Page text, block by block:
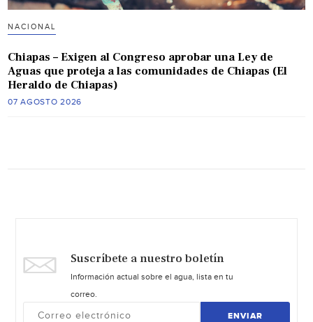
NACIONAL
Chiapas – Exigen al Congreso aprobar una Ley de
Aguas que proteja a las comunidades de Chiapas (El
Heraldo de Chiapas)
07 AGOSTO 2026
Suscríbete a nuestro boletín
Información actual sobre el agua, lista en tu
correo.
ENVIAR